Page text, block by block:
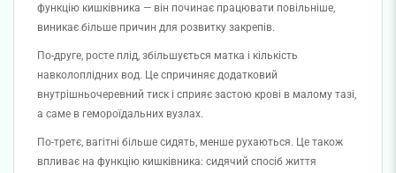
функцію кишківника — він починає працювати повільніше,
виникає більше причин для розвитку закрепів.
По-друге, росте плід, збільшується матка і кількість
навколоплідних вод. Це спричиняє додатковий
внутрішньочеревний тиск і сприяє застою крові в малому тазі,
а саме в гемороїдальних вузлах.
По-третє, вагітні більше сидять, менше рухаються. Це також
впливає на функцію кишківника: сидячий спосіб життя